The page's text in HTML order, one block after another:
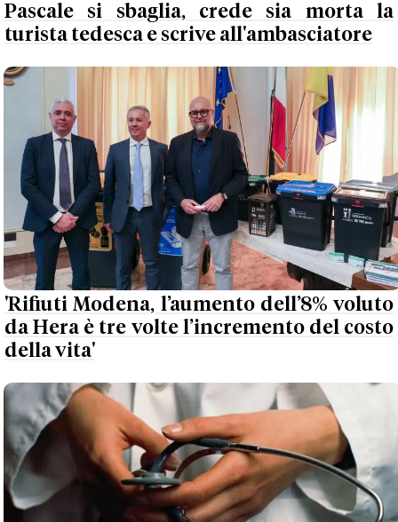
Pascale si sbaglia, crede sia morta la
turista tedesca e scrive all'ambasciatore
'Rifiuti Modena, l’aumento dell’8% voluto
da Hera è tre volte l’incremento del costo
della vita'